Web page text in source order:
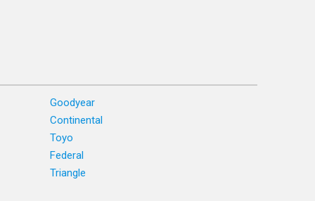
Goodyear
Continental
Toyo
Federal
Triangle